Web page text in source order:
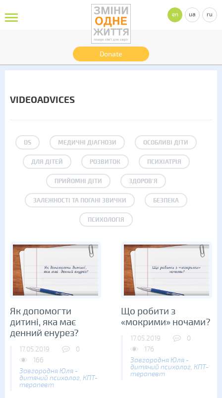
Donate
en ua ru
VIDEOADVICES
DS МЕДИЧНІ ДІАГНОЗИ ОСОБЛИВІ ДІТИ
ДЛЯ ДІТЕЙ РОЗВИТОК ПСИХІАТРІЯ
ПРИЙОМНІ ДІТИ ЗДОРОВ'Я
ЗАЛЕЖНОСТІ ТА ПОГАНІ ЗВИЧКИ БЕЗПЕКА
ПСИХОЛОГІЯ
Як допомогти
дитині, яка має
денний енурез?
17.05.2019
0
166
Завгородня Юля -
дитячий психолог, КПТ-
терапевт
Що робити з
«мокрими» ночами?
17.05.2019
0
176
Завгородня Юля -
дитячий психолог, КПТ-
терапевт